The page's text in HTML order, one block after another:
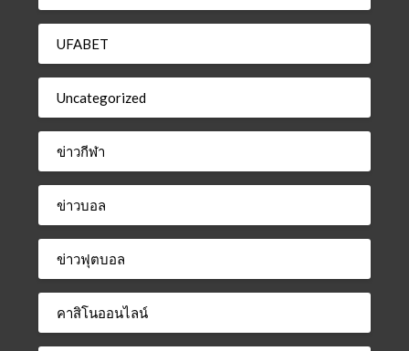
UFABET
Uncategorized
ข่าวกีฬา
ข่าวบอล
ข่าวฟุตบอล
คาสิโนออนไลน์